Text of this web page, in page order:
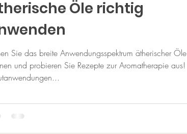
Öle richtig
Sie das breite Anwendungsspektrum ätherischer Öle
und probieren Sie Rezepte zur Aromatherapie aus!